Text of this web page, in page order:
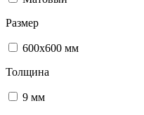
Размер
600х600 мм
Толщина
9 мм